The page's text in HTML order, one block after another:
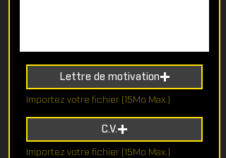
Lettre de motivation
Importez votre fichier (15Mo Max.)
C.V.
Importez votre fichier (15Mo Max.)